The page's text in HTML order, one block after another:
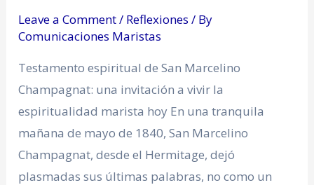
Leave a Comment/ Reflexiones / By
Comunicaciones Maristas
Testamento espiritual de San Marcelino
Champagnat: una invitación a vivir la
espiritualidad marista hoy En una tranquila
mañana de mayo de 1840, San Marcelino
Champagnat, desde el Hermitage, dejó
plasmadas sus últimas palabras, no como un